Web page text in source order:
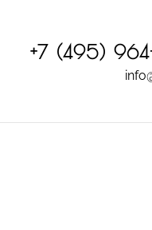
+7 (495)